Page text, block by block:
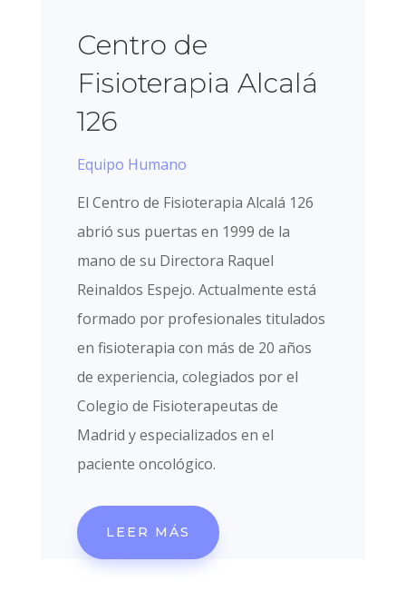
Centro de
Fisioterapia Alcalá
126
Equipo Humano
El Centro de Fisioterapia Alcalá 126
abrió sus puertas en 1999 de la
mano de su Directora Raquel
Reinaldos Espejo. Actualmente está
formado por profesionales titulados
en fisioterapia con más de 20 años
de experiencia, colegiados por el
Colegio de Fisioterapeutas de
Madrid y especializados en el
paciente oncológico.
LEER MÁS